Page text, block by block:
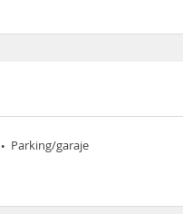
Parking/garaje